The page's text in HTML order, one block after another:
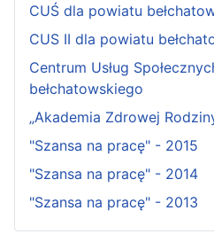
CUŚ dla powiatu
CUS II dla powiatu
Centrum Usług
bełchatowskiego
„Akademia Zdrowej
"Szansa na pracę" - 2015
"Szansa na pracę" - 2014
"Szansa na pracę" - 2013